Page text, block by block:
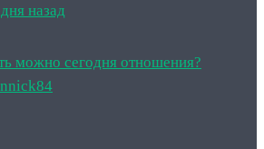
назад
можно сегодня отношения?